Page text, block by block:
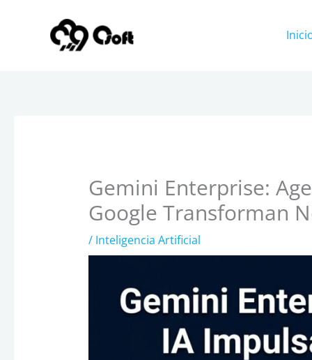
contenido
Gemini Enterprise:
Google Transforman
/ Inteligencia Artificial